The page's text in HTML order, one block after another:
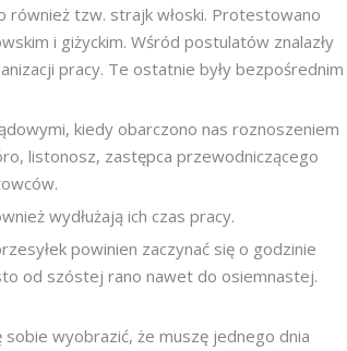
również tzw. strajk włoski. Protestowano
i giżyckim. Wśród postulatów znalazły
pracy. Te ostatnie były bezpośrednim
kiedy obarczono nas roznoszeniem
listonosz, zastępca przewodniczącego
wydłużają ich czas pracy.
powinien zaczynać się o godzinie
od szóstej rano nawet do osiemnastej.
wyobrazić, że muszę jednego dnia